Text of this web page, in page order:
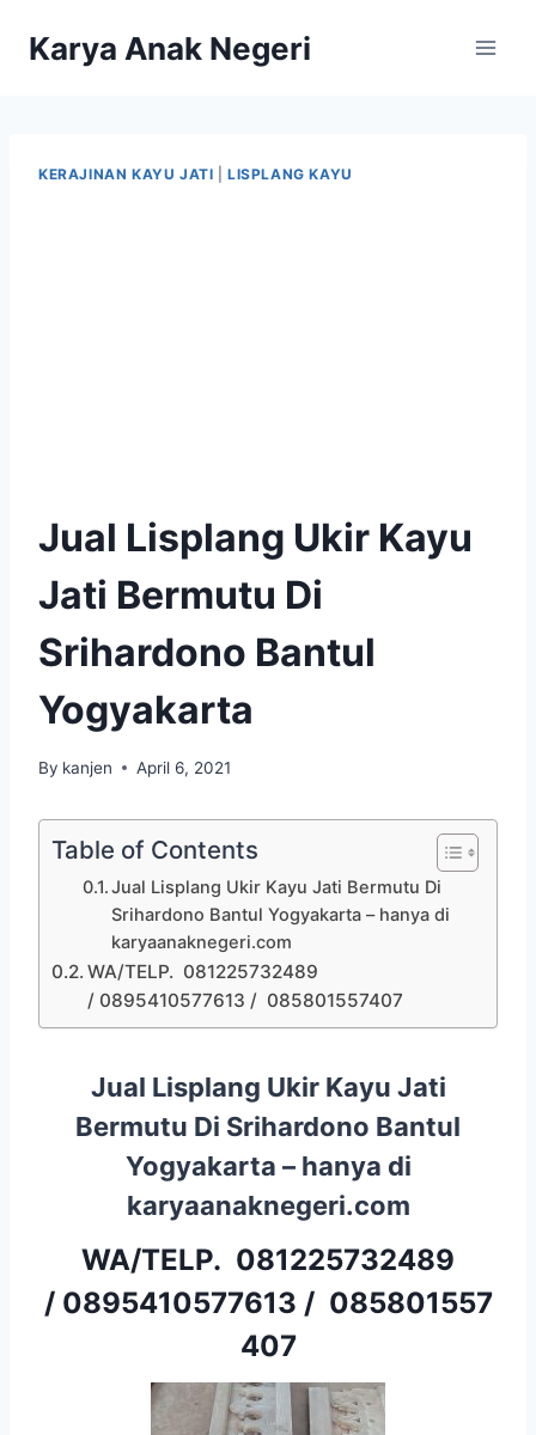
Karya Anak Negeri
KERAJINAN KAYU JATI |LISPLANG KAYU
Jual Lisplang Ukir Kayu
Jati Bermutu Di
Srihardono Bantul
Yogyakarta
By kanjen April 6, 2021
Table of Contents
Jual Lisplang Ukir Kayu Jati Bermutu Di
Srihardono Bantul Yogyakarta – hanya di
karyaanaknegeri.com
WA/TELP. 081225732489
/ 0895410577613 / 085801557407
Jual Lisplang Ukir Kayu Jati
Bermutu Di Srihardono Bantul
Yogyakarta – hanya di
karyaanaknegeri.com
WA/TELP. 081225732489
/ 0895410577613 / 085801557
407